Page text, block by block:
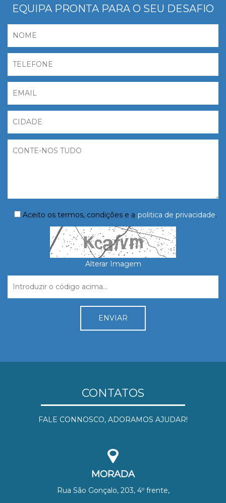
EQUIPA PRONTA PARA O SEU DESAFIO
Aceito os termos, condições e a politica de privacidade.
Alterar Imagem
CONTATOS
FALE CONNOSCO, ADORAMOS AJUDAR!
MORADA
Rua São Gonçalo, 203, 4º frente,